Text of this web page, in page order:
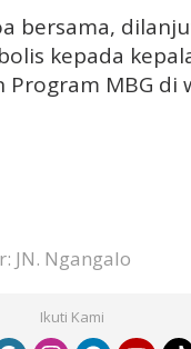
bersama,
kepada
MBG di
JN. Ngangalo
Ikuti Kami